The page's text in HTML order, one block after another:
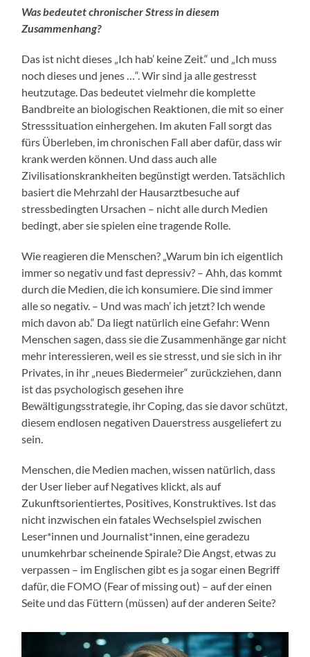
Was bedeutet chronischer Stress in diesem
Zusammenhang?
Das ist nicht dieses „Ich hab’ keine Zeit.“ und „Ich muss
noch dieses und jenes …“. Wir sind ja alle gestresst
heutzutage. Das bedeutet vielmehr die komplette
Bandbreite an biologischen Reaktionen, die mit so einer
Stresssituation einhergehen. Im akuten Fall sorgt das
fürs Überleben, im chronischen Fall aber dafür, dass wir
krank werden können. Und dass auch alle
Zivilisationskrankheiten begünstigt werden. Tatsächlich
basiert die Mehrzahl der Hausarztbesuche auf
stressbedingten Ursachen – nicht alle durch Medien
bedingt, aber sie spielen eine tragende Rolle.
Wie reagieren die Menschen? „Warum bin ich eigentlich
immer so negativ und fast depressiv? – Ahh, das kommt
durch die Medien, die ich konsumiere. Die sind immer
alle so negativ. – Und was mach’ ich jetzt? Ich wende
mich davon ab.“ Da liegt natürlich eine Gefahr: Wenn
Menschen sagen, dass sie die Zusammenhänge gar nicht
mehr interessieren, weil es sie stresst, und sie sich in ihr
Privates, in ihr „neues Biedermeier“ zurückziehen, dann
ist das psychologisch gesehen ihre
Bewältigungsstrategie, ihr Coping, das sie davor schützt,
diesem endlosen negativen Dauerstress ausgeliefert zu
sein.
Menschen, die Medien machen, wissen natürlich, dass
der User lieber auf Negatives klickt, als auf
Zukunftsorientiertes, Positives, Konstruktives. Ist das
nicht inzwischen ein fatales Wechselspiel zwischen
Leser*innen und Journalist*innen, eine geradezu
unumkehrbar scheinende Spirale? Die Angst, etwas zu
verpassen – im Englischen gibt es ja sogar einen Begriff
dafür, die FOMO (Fear of missing out) – auf der einen
Seite und das Füttern (müssen) auf der anderen Seite?